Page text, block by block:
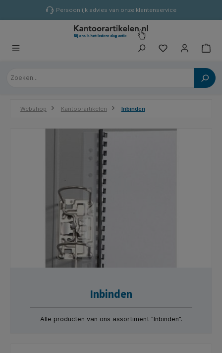
Persoonlijk advies van onze klantenservice
Webshop Kantoorartikelen Inbinden
Inbinden
Alle producten van ons assortiment "Inbinden".